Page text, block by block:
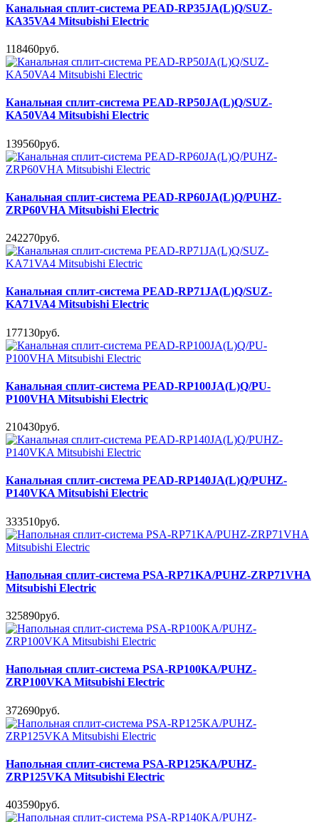
Канальная сплит-система PEAD-RP35JA(L)Q/SUZ-
KA35VA4 Mitsubishi Electric
118460руб.
Канальная сплит-система PEAD-RP50JA(L)Q/SUZ-
KA50VA4 Mitsubishi Electric
139560руб.
Канальная сплит-система PEAD-RP60JA(L)Q/PUHZ-
ZRP60VHA Mitsubishi Electric
242270руб.
Канальная сплит-система PEAD-RP71JA(L)Q/SUZ-
KA71VA4 Mitsubishi Electric
177130руб.
Канальная сплит-система PEAD-RP100JA(L)Q/PU-
P100VHA Mitsubishi Electric
210430руб.
Канальная сплит-система PEAD-RP140JA(L)Q/PUHZ-
P140VKA Mitsubishi Electric
333510руб.
Напольная сплит-система PSA-RP71KA/PUHZ-ZRP71VHA
Mitsubishi Electric
325890руб.
Напольная сплит-система PSA-RP100KA/PUHZ-
ZRP100VKA Mitsubishi Electric
372690руб.
Напольная сплит-система PSA-RP125KA/PUHZ-
ZRP125VKA Mitsubishi Electric
403590руб.